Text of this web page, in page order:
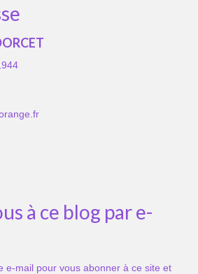
à ce blog par e-
e-mail pour vous abonner à ce site et